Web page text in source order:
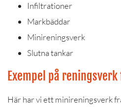
Infiltrationer
Markbäddar
Minireningsverk
Slutna tankar
Exempel på
Här har vi ett minireningsverk